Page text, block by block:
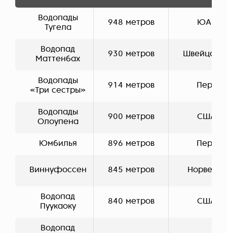
Водопады
Тугела
948 метров ЮАР
Водопад
Маттенбах
930 метров
Водопады
«Три сестры»
914 метров Перу
Водопады
Олоупена
900 метров США
Юмбилья 896 метров Перу
Виннуфоссен 845 метров Норвегия
Водопад
Пуукаоку
840 метров США
Водопад